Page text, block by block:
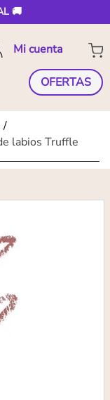
🚚
OFERTAS
labios Truffle